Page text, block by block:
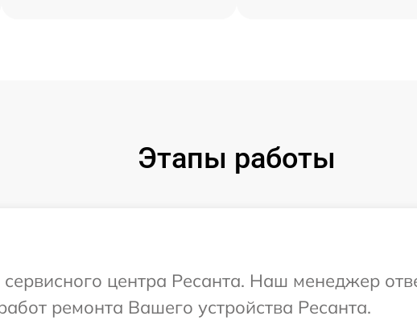
Этапы работы
сервисного центра Ресанта. Наш менеджер
ремонта Вашего устройства Ресанта.